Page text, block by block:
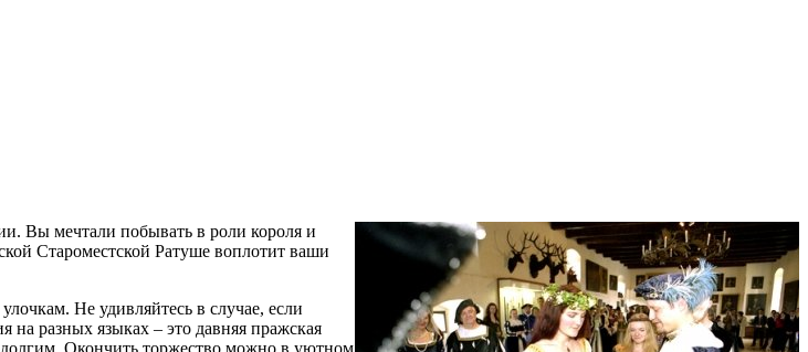
Вы мечтали побывать в роли короля и
Староместской Ратуше воплотит ваши
Не удивляйтесь в случае, если
на разных языках – это давняя пражская
Окончить торжество можно в уютном